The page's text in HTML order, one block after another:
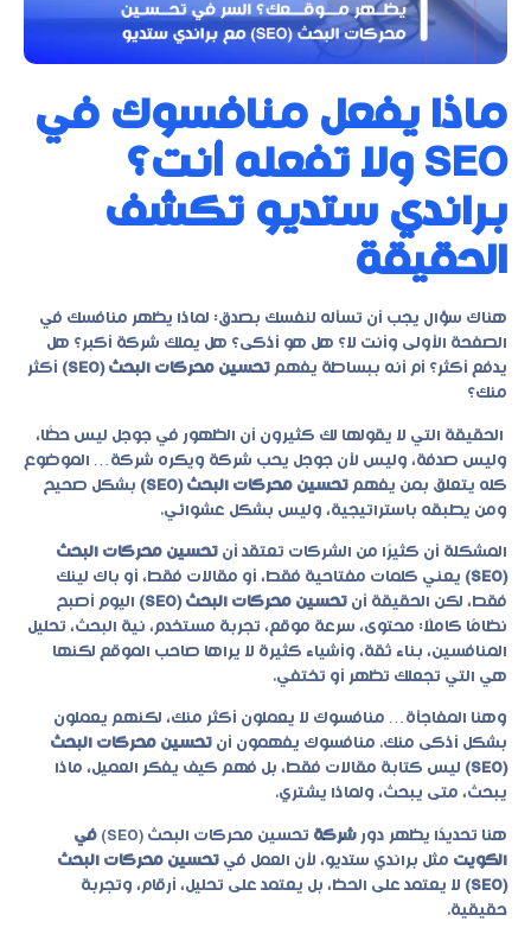
ماذا يفعل منافسوك في
SEO ولا تفعله أنت؟
براندي ستديو تكشف
الحقيقة
هناك سؤال يجب أن تسأله لنفسك بصدق: لماذا يظهر منافسك في
الصفحة الأولى وأنت لا؟ هل هو أذكى؟ هل يملك شركة أكبر؟ هل
يدفع أكثر؟ أم أنه ببساطة يفهم تحسين محركات البحث (SEO)
أكثر
منك؟
الحقيقة التي لا يقولها لك كثيرون أن الظهور في جوجل ليس حظًا،
وليس صدفة، وليس لأن جوجل يحب شركة ويكره شركة… الموضوع
كله يتعلق بمن يفهم تحسين محركات البحث (SEO)
بشكل صحيح
ومن يطبقه باستراتيجية، وليس بشكل عشوائي.
المشكلة أن كثيرًا من الشركات تعتقد أن تحسين محركات البحث
(SEO)
يعني كلمات مفتاحية فقط، أو مقالات فقط، أو باك لينك
فقط، لكن الحقيقة أن تحسين محركات البحث (SEO)
اليوم أصبح
نظامًا كاملًا: محتوى، سرعة موقع، تجربة مستخدم، نية البحث، تحليل
المنافسين، بناء ثقة، وأشياء كثيرة لا يراها صاحب الموقع لكنها
هي التي تجعلك تظهر أو تختفي.
وهنا المفاجأة… منافسوك لا يعملون أكثر منك، لكنهم يعملون
بشكل أذكى منك. منافسوك يفهمون أن تحسين محركات البحث
(SEO)
ليس كتابة مقالات فقط، بل فهم كيف يفكر العميل، ماذا
يبحث، متى يبحث، ولماذا يشتري.
هنا تحديدًا يظهر دور شركة تحسين محركات البحث (SEO)
في
الكويت مثل براندي ستديو، لأن العمل في تحسين محركات البحث
(SEO)
لا يعتمد على الحظ، بل يعتمد على تحليل، أرقام، وتجربة
حقيقية.